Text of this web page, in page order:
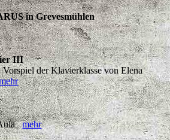
in Grevesmühlen
III
Vorspiel der Klavierklasse von Elena
Aulamehr